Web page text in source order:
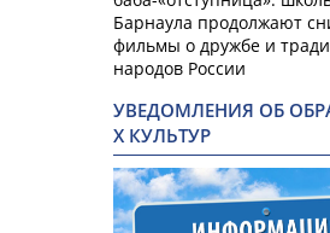
Барнаула продолжают
фильмы о дружбе и
народов России
УВЕДОМЛЕНИЯ ОБ
Х КУЛЬТУР